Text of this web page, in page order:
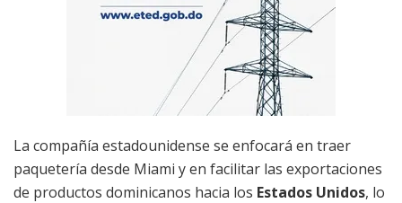
La compañía estadounidense se enfocará en traer
paquetería desde Miami y en facilitar las exportaciones
de productos dominicanos hacia los Estados Unidos, lo